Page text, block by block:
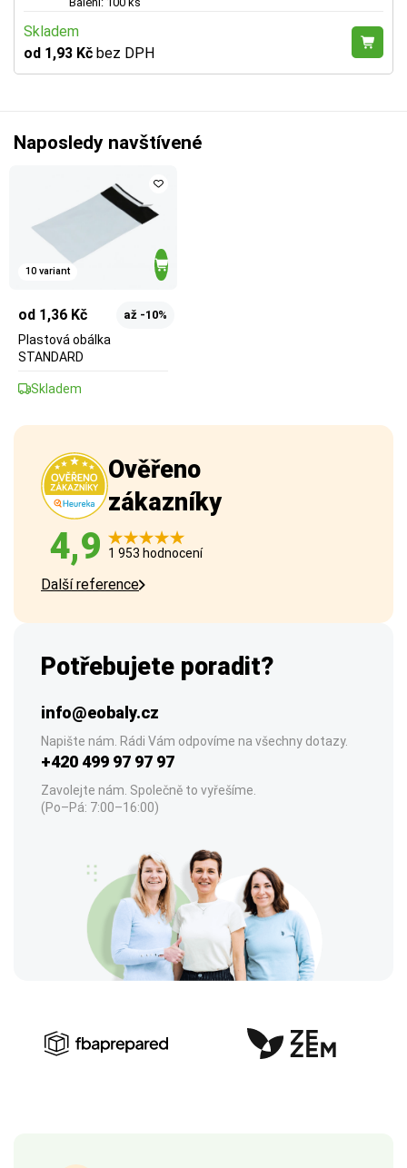
Skladem
od 1,93 Kč bez DPH
Naposledy navštívené
10 variant
od 1,36 Kč až -10%
Plastová obálka
STANDARD
Skladem
Ověřeno
zákazníky
4,9 1 953 hodnocení
Další reference
Potřebujete poradit?
info@eobaly.cz
Napište nám. Rádi Vám odpovíme na všechny dotazy.
+420 499 97 97 97
Zavolejte nám. Společně to vyřešíme.
(Po–Pá: 7:00–16:00)